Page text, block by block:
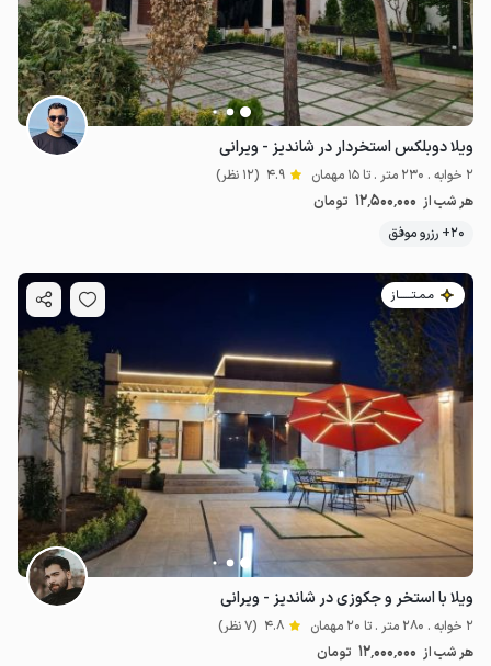
ویلا دوبلکس استخردار در شاندیز - ویرانی
2 خوابه . 230 متر . تا 15 مهمان 4.9 (12 نظر)
هر شب از 12٬500٬000 تومان
20+ رزرو موفق
مـمـتــــــاز
ویلا با استخر و جکوزی در شاندیز - ویرانی
2 خوابه . 280 متر . تا 20 مهمان 4.8 (7 نظر)
هر شب از 12٬000٬000 تومان